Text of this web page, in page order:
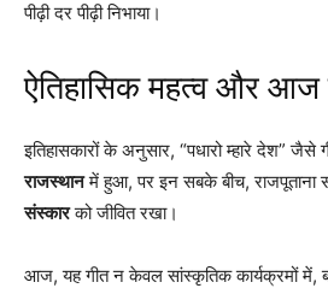
पीढ़ी दर पीढ़ी निभाया।
ऐतिहासिक महत्व और आज
इतिहासकारों के अनुसार, “पधारो म्हारे देश” जैसे
राजस्थानमें हुआ, पर इन सबके बीच,
संस्कारको जीवित रखा।
आज, यह गीत न केवल सांस्कृतिक कार्यक्रमों में,